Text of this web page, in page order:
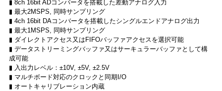
▮ 8ch 16bit ADコンバータを搭載した差動アナログ入力
▮ 最大2MSPS, 同時サンプリング
▮ 4ch 16bit DAコンバータを搭載したシングルエンドアナログ出力
▮ 最大1MSPS, 同時サンプリング
▮ ダイレクトアクセス又はFIFOバッファアクセスを選択可能
▮ データストリーミングバッファ又はサーキュラーバッファとして構
成可能
▮ 入出力レベル：±10V, ±5V, ±2.5V
▮ マルチボード対応のクロックと同期I/O
▮ オートキャリブレーション内蔵